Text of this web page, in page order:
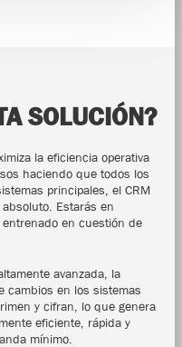
SOLUCIÓN?
la eficiencia operativa
haciendo que todos los
principales, el CRM
Estarás en
en cuestión de
avanzada, la
cambios en los sistemas
y cifran, lo que genera
eficiente, rápida y
mínimo.